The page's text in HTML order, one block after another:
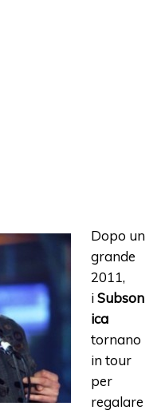
Dopo un
grande
2011,
iSubson
ica
tornano
in tour
per
regalare